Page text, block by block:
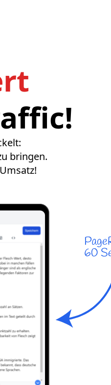
bringen.